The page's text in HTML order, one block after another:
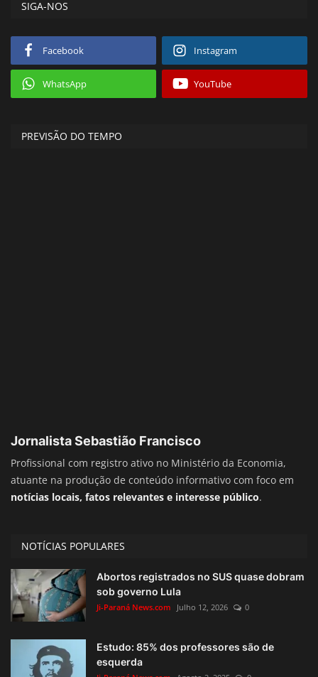
SIGA-NOS
Facebook Instagram
WhatsApp YouTube
PREVISÃO DO TEMPO
Jornalista Sebastião Francisco
Profissional com registro ativo no Ministério da Economia,
atuante na produção de conteúdo informativo com foco em
notícias locais, fatos relevantes e interesse público.
NOTÍCIAS POPULARES
Abortos registrados no SUS quase dobram
sob governo Lula
Ji-Paraná News.com Julho 12, 2026 0
Estudo: 85% dos professores são de
esquerda